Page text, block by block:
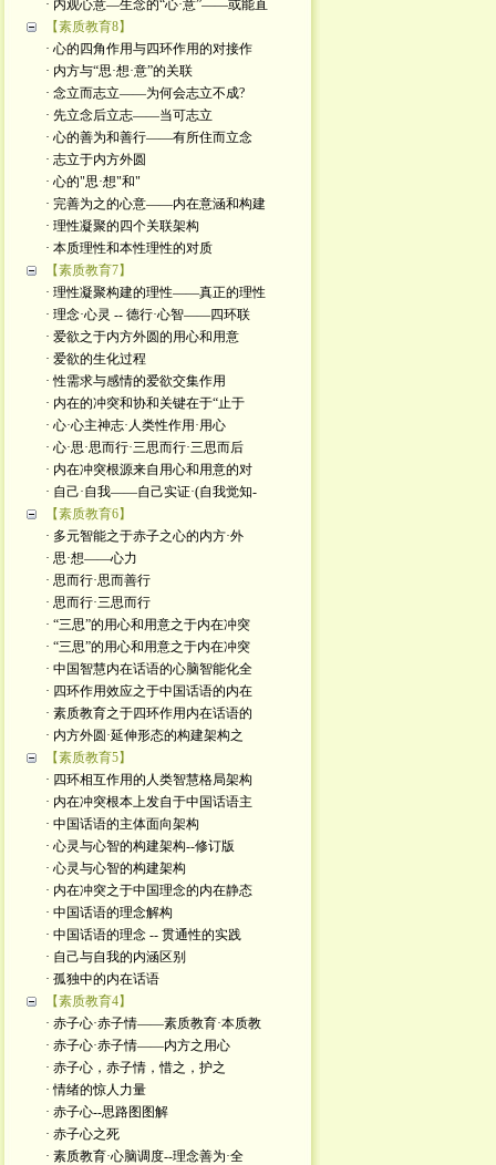
· 内观心意—生念的“心·意”——或能直
【素质教育8】
· 心的四角作用与四环作用的对接作
· 内方与“思·想·意”的关联
· 念立而志立——为何会志立不成?
· 先立念后立志——当可志立
· 心的善为和善行——有所住而立念
· 志立于内方外圆
· 心的"思·想"和"
· 完善为之的心意——内在意涵和构建
· 理性凝聚的四个关联架构
· 本质理性和本性理性的对质
【素质教育7】
· 理性凝聚构建的理性——真正的理性
· 理念·心灵 -- 德行·心智——四环联
· 爱欲之于内方外圆的用心和用意
· 爱欲的生化过程
· 性需求与感情的爱欲交集作用
· 内在的冲突和协和关键在于“止于
· 心·心主神志·人类性作用·用心
· 心·思·思而行·三思而行·三思而后
· 内在冲突根源来自用心和用意的对
· 自己·自我——自己实证·(自我觉知-
【素质教育6】
· 多元智能之于赤子之心的内方·外
· 思·想——心力
· 思而行·思而善行
· 思而行·三思而行
· “三思”的用心和用意之于内在冲突
· “三思”的用心和用意之于内在冲突
· 中国智慧内在话语的心脑智能化全
· 四环作用效应之于中国话语的内在
· 素质教育之于四环作用内在话语的
· 内方外圆·延伸形态的构建架构之
【素质教育5】
· 四环相互作用的人类智慧格局架构
· 内在冲突根本上发自于中国话语主
· 中国话语的主体面向架构
· 心灵与心智的构建架构--修订版
· 心灵与心智的构建架构
· 内在冲突之于中国理念的内在静态
· 中国话语的理念解构
· 中国话语的理念 -- 贯通性的实践
· 自己与自我的内涵区别
· 孤独中的内在话语
【素质教育4】
· 赤子心·赤子情——素质教育·本质教
· 赤子心·赤子情——内方之用心
· 赤子心，赤子情，惜之，护之
· 情绪的惊人力量
· 赤子心--思路图图解
· 赤子心之死
· 素质教育·心脑调度--理念善为·全